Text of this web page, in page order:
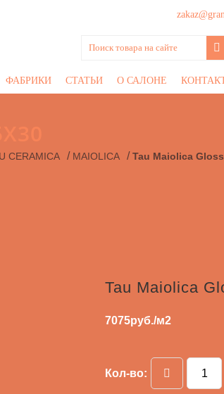
ФАБРИКИ СТАТЬИ О САЛОНЕ
CERAMICA / MAIOLICA / Tau Maiolica
Tau Maiolica
7075руб./м2
Кол-во: